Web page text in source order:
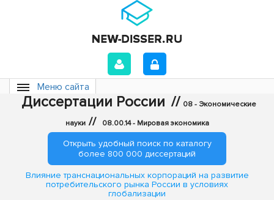
Меню сайта
Диссертации России // 08 - Экономические
науки // 08.00.14 - Мировая экономика
Открыть удобный поиск по каталогу
более 800 000 диссертаций
Влияние транснациональных корпораций на развитие
потребительского рынка России в условиях
глобализации